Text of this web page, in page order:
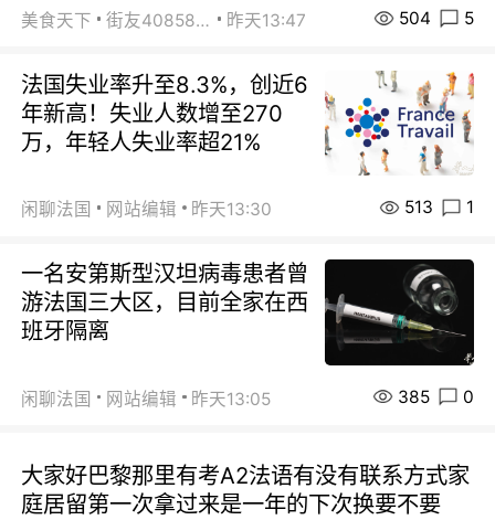
美食天下 街友40858442 昨天13:47 504 5
法国失业率升至8.3%，创近6
年新高！失业人数增至270
万，年轻人失业率超21%
闲聊法国 网站编辑 昨天13:30 513 1
一名安第斯型汉坦病毒患者曾
游法国三大区，目前全家在西
班牙隔离
闲聊法国 网站编辑 昨天13:05 385 0
大家好巴黎那里有考A2法语有没有联系方式家
庭居留第一次拿过来是一年的下次换要不要